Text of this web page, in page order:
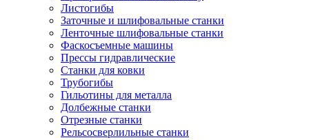
Листогибы
Заточные и шлифовальные станки
Ленточные шлифовальные станки
Фаскосъемные машины
Прессы гидравлические
Станки для ковки
Трубогибы
Гильотины для металла
Долбежные станки
Отрезные станки
Рельсосверлильные станки